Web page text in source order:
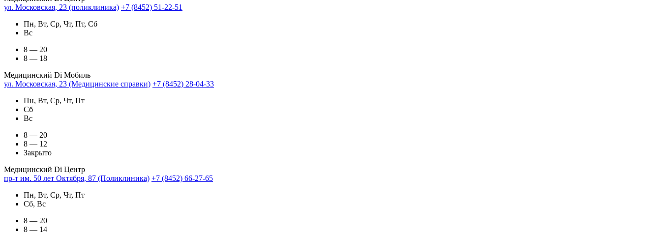
ул. Московская, 23 (поликлиника) +7 (8452) 51-22-51
Пн, Вт, Ср, Чт, Пт, Сб
Вс
8 — 20
8 — 18
Медицинский Di Мобиль
ул. Московская, 23 (Медицинские справки) +7 (8452) 28-04-33
Пн, Вт, Ср, Чт, Пт
Сб
Вс
8 — 20
8 — 12
Закрыто
Медицинский Di Центр
пр-т им. 50 лет Октября, 87 (Поликлиника) +7 (8452) 66-27-65
Пн, Вт, Ср, Чт, Пт
Сб, Вс
8 — 20
8 — 14